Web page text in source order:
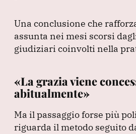
Una conclusione che
assunta nei mesi scorsi
giudiziari coinvolti nella
«La grazia viene
abitualmente»
Ma il passaggio forse più
riguarda il metodo seguito